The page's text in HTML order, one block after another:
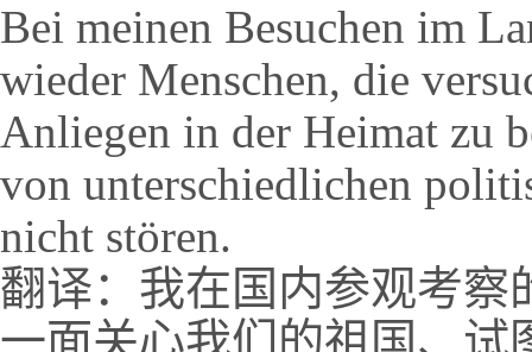
Bei meinen Besuchen im
wieder Menschen, die
Anliegen in der Heimat zu
von unterschiedlichen
nicht stören.
翻译：我在国内参观考察
一面关心我们的祖国、试